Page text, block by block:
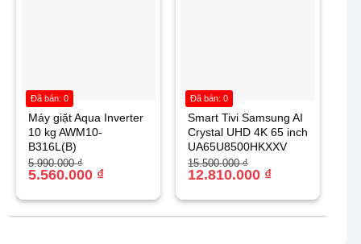
Máy giặt Aqua Inverter
10 kg AWM10-
B316L(B)
5.990.000₫
Giá
gốc
5.560.000 ₫
Giá
hiện
5.560.000 ₫.
Đã bán: 0
Smart Tivi Samsung AI
Crystal UHD 4K 65 inch
UA65U8500HKXXV
15.500.000₫
Giá
gốc
12.810.000 ₫
Giá
hiện
12.810.000 ₫.
Đã bán: 0